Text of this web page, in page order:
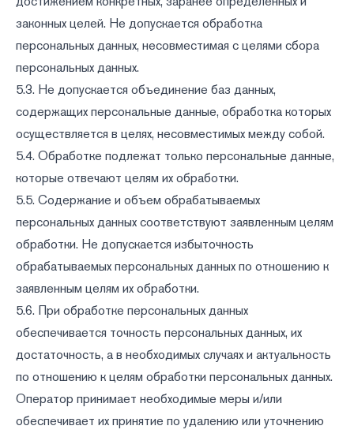
законных целей. Не допускается обработка
персональных данных, несовместимая с целями сбора
персональных данных.
5.3. Не допускается объединение баз данных,
содержащих персональные данные, обработка которых
осуществляется в целях, несовместимых между собой.
5.4. Обработке подлежат только персональные данные,
которые отвечают целям их обработки.
5.5. Содержание и объем обрабатываемых
персональных данных соответствуют заявленным целям
обработки. Не допускается избыточность
обрабатываемых персональных данных по отношению к
заявленным целям их обработки.
5.6. При обработке персональных данных
обеспечивается точность персональных данных, их
достаточность, а в необходимых случаях и актуальность
по отношению к целям обработки персональных данных.
Оператор принимает необходимые меры и/или
обеспечивает их принятие по удалению или уточнению